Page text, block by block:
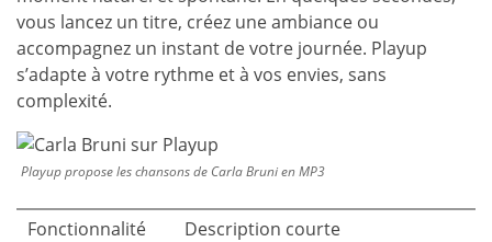
vous lancez un titre, créez une ambiance ou
accompagnez un instant de votre journée. Playup
s’adapte à votre rythme et à vos envies, sans
complexité.
Playup propose les chansons de Carla Bruni en MP3
Fonctionnalité
Description courte